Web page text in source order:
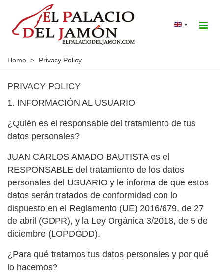
▾
Home > Privacy Policy
PRIVACY POLICY
1. INFORMACIÓN AL USUARIO
¿Quién es el responsable del tratamiento de tus
datos personales?
JUAN CARLOS AMADO BAUTISTA es el
RESPONSABLE del tratamiento de los datos
personales del USUARIO y le informa de que estos
datos serán tratados de conformidad con lo
dispuesto en el Reglamento (UE) 2016/679, de 27
de abril (GDPR), y la Ley Orgánica 3/2018, de 5 de
diciembre (LOPDGDD).
¿Para qué tratamos tus datos personales y por qué
lo hacemos?